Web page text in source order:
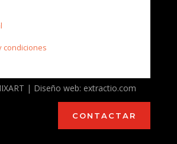
condiciones
| Diseño web: extractio.com
CONTACTAR